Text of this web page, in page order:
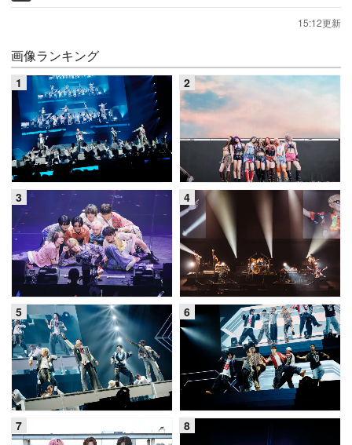
15:12更新
画像ランキング